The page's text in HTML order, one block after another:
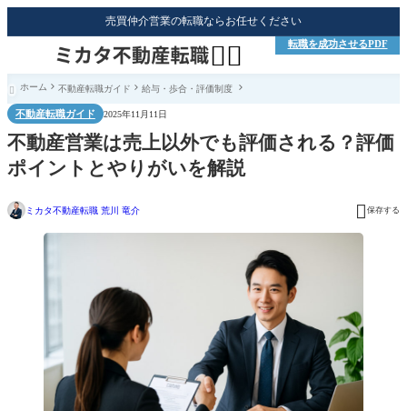
売買仲介営業の転職ならお任せください
 転職を成功させるPDF
 ホーム 不動産転職ガイド 給与・歩合・評価制度
不動産転職ガイド 2025年11月11日
不動産営業は売上以外でも評価される？評価
ポイントとやりがいを解説
ミカタ不動産転職 荒川 竜介  保存する